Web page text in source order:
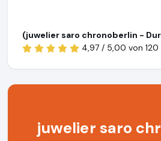
(juwelier saro chronoberlin -
4,97 / 5,00 von
juwelier saro